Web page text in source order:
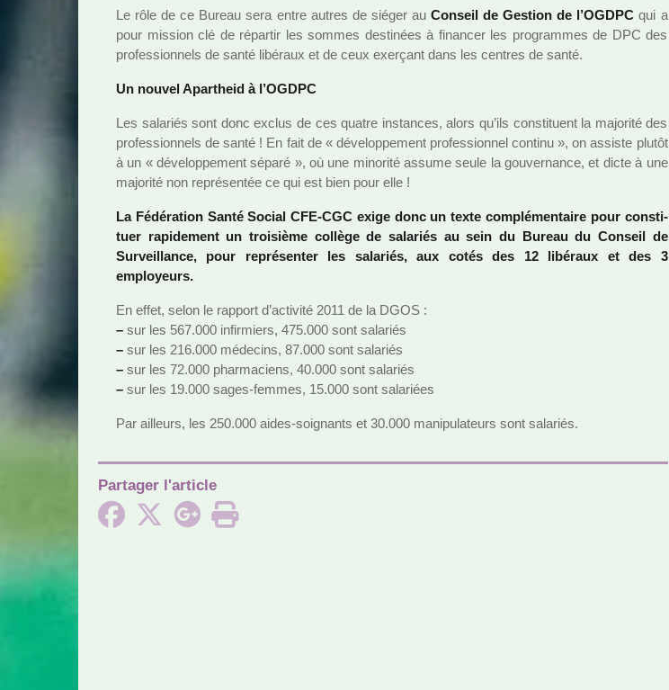
Le rôle de ce Bureau sera entre autres de siéger au Conseil de Gestion de l’OGDPC qui a
pour mis­sion clé de répar­tir les sommes des­ti­nées à finan­cer les pro­gram­mes de DPC des
pro­fes­sion­nels de santé libé­raux et de ceux exer­çant dans les cen­tres de santé.
Un nouvel Apartheid à l’OGDPC
Les sala­riés sont donc exclus de ces quatre ins­tan­ces, alors qu’ils cons­ti­tuent la majo­rité des
pro­fes­sion­nels de santé ! En fait de « déve­lop­pe­ment pro­fes­sion­nel continu », on assiste plutôt
à un « déve­lop­pe­ment séparé », où une mino­rité assume seule la gou­ver­nance, et dicte à une
majo­rité non repré­sen­tée ce qui est bien pour elle !
La Fédération Santé Social CFE-CGC exige donc un texte com­plé­men­taire pour cons­ti­
tuer rapi­de­ment un troi­sième col­lège de sala­riés au sein du Bureau du Conseil de
Surveillance, pour repré­sen­ter les sala­riés, aux cotés des 12 libé­raux et des 3
employeurs.
En effet, selon le rap­port d’acti­vité 2011 de la DGOS :
– sur les 567.000 infir­miers, 475.000 sont sala­riés
– sur les 216.000 méde­cins, 87.000 sont sala­riés
– sur les 72.000 phar­ma­ciens, 40.000 sont sala­riés
– sur les 19.000 sages-femmes, 15.000 sont sala­riées
Par ailleurs, les 250.000 aides-soi­gnants et 30.000 mani­pu­la­teurs sont sala­riés.
Partager l'article